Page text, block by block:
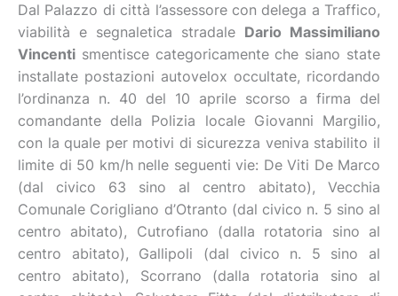
Dal Palazzo di città l’assessore con delega a Traffico,
viabilità e segnaletica stradale Dario Massimiliano
Vincenti smentisce categoricamente che siano state
installate postazioni autovelox occultate, ricordando
l’ordinanza n. 40 del 10 aprile scorso a firma del
comandante della Polizia locale Giovanni Margilio,
con la quale per motivi di sicurezza veniva stabilito il
limite di 50 km/h nelle seguenti vie: De Viti De Marco
(dal civico 63 sino al centro abitato), Vecchia
Comunale Corigliano d’Otranto (dal civico n. 5 sino al
centro abitato), Cutrofiano (dalla rotatoria sino al
centro abitato), Gallipoli (dal civico n. 5 sino al
centro abitato), Scorrano (dalla rotatoria sino al